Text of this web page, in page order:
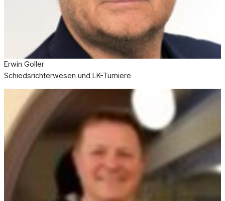
Erwin Goller
Schiedsrichterwesen und LK-Turniere